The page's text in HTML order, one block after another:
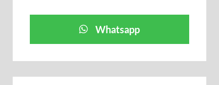
Whatsapp